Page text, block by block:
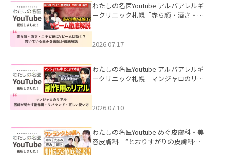
わたしの名医Youtube アルバアレルギ
ークリニック札幌「赤ら顔・酒さ・ニ
した。
2026.07.17
わたしの名医Youtube アルバアレルギ
ークリニック札幌「マンジャロのリア
た。
2026.07.10
わたしの名医Youtube めぐ皮膚科・美
容皮膚科「”とおりすがりの皮膚科